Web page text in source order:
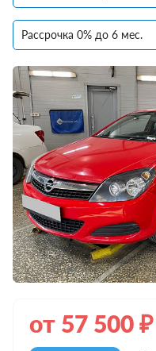
Рассрочка 0% до 6 мес.
от 57 500₽